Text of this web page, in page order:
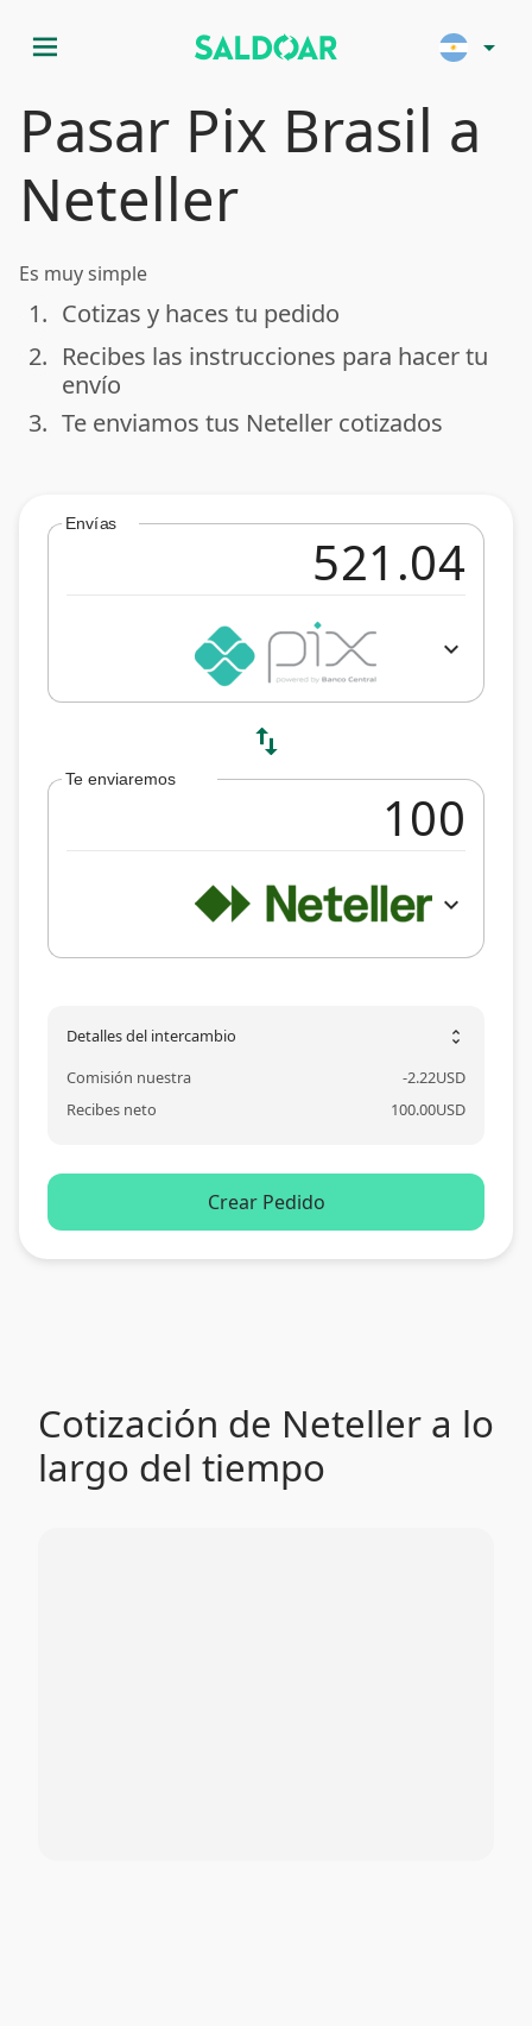
menu arrow_drop_down
Pasar Pix Brasil a
Neteller
Es muy simple
done
1. Cotizas y haces tu pedido
done
2. Recibes las instrucciones para hacer tu
envío
done
3. Te enviamos tus Neteller cotizados
Envías
expand_more
swap_vert
Te enviaremos
expand_more
Detalles del intercambio unfold_more
Comisión nuestra -2.22USD
Recibes neto
100.00USD
Crear Pedido
Cotización de Neteller a lo
largo del tiempo